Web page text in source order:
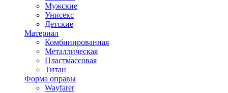
Мужские
Унисекс
Детские
Материал
Комбинированная
Металлическая
Пластмассовая
Титан
Форма оправы
Wayfarer